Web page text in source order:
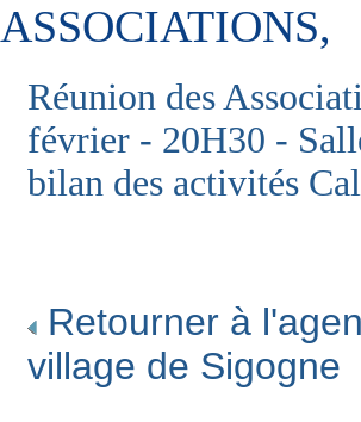
ASSOCIATIONS,
Réunion des
février - 20H30 -
bilan des activités
Retourner à
village de Sigogne